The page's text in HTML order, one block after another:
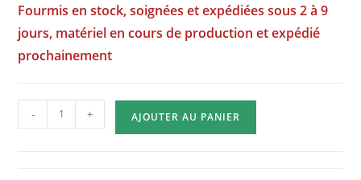
Fourmis en stock, soignées et expédiées sous 2 à 9
jours, matériel en cours de production et expédié
prochainement
quantité
de
- + AJOUTER AU PANIER